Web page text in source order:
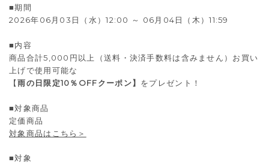
■期間
2026年06月03日（水）12:00 ～ 06月04日（木）11:59
■内容
商品合計5,000円以上（送料・決済手数料は含みません）お買い
上げで使用可能な
【雨の日限定10％OFFクーポン】 をプレゼント！
■対象商品
定価商品
対象商品はこちら＞
■対象